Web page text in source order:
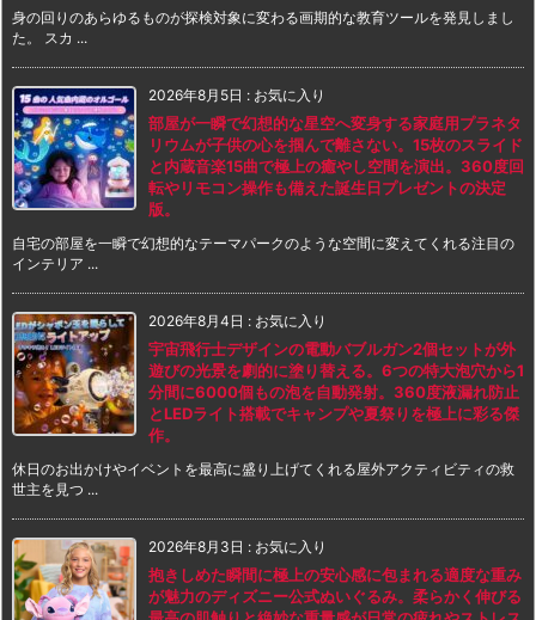
身の回りのあらゆるものが探検対象に変わる画期的な教育ツールを発見しまし
た。 スカ ...
2026年8月5日 : お気に入り
部屋が一瞬で幻想的な星空へ変身する家庭用プラネタ
リウムが子供の心を掴んで離さない。15枚のスライド
と内蔵音楽15曲で極上の癒やし空間を演出。360度回
転やリモコン操作も備えた誕生日プレゼントの決定
版。
自宅の部屋を一瞬で幻想的なテーマパークのような空間に変えてくれる注目の
インテリア ...
2026年8月4日 : お気に入り
宇宙飛行士デザインの電動バブルガン2個セットが外
遊びの光景を劇的に塗り替える。6つの特大泡穴から1
分間に6000個もの泡を自動発射。360度液漏れ防止
とLEDライト搭載でキャンプや夏祭りを極上に彩る傑
作。
休日のお出かけやイベントを最高に盛り上げてくれる屋外アクティビティの救
世主を見つ ...
2026年8月3日 : お気に入り
抱きしめた瞬間に極上の安心感に包まれる適度な重み
が魅力のディズニー公式ぬいぐるみ。柔らかく伸びる